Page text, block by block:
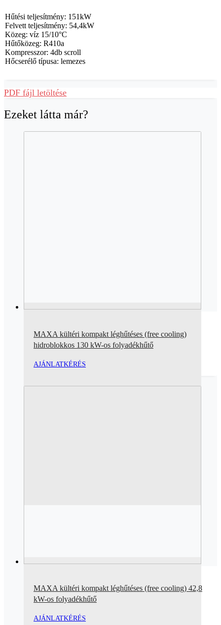
Hűtési teljesítmény: 151kW
Felvett teljesítmény: 54,4kW
Közeg: víz 15/10°C
Hűtőközeg: R410a
Kompresszor: 4db scroll
Hőcserélő típusa: lemezes
PDF fájl letöltése
Ezeket látta már?
MAXA kültéri kompakt léghűtéses (free cooling)
hidroblokkos 130 kW-os folyadékhűtő
AJÁNLATKÉRÉS
MAXA kültéri kompakt léghűtéses (free cooling) 42,8
kW-os folyadékhűtő
AJÁNLATKÉRÉS